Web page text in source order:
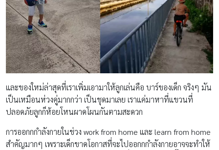
และของใหม่ล่าสุดที่เราเพิ่มเอามาให้ลูกเล่นคือ บาร์ของเด็ก จริงๆ มัน
เป็นเหมือนห่วงคู่มากกว่า เป็นชุดมาเลย เราแค่มาหาที่แขวนที่
ปลอดภัยลูกก็ห้อยโหนผาดโผนกันตามสะดวก
การออกกกำลังกายในช่วง work from home และ learn from home
สำคัญมากๆ เพราะเด็กขาดโอกาสที่จะไปออกกกำลังกายอาจจะทำให้